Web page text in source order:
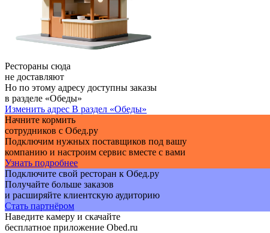
Рестораны сюда
не доставляют
Но по этому адресу доступны заказы
в разделе «Обеды»
Изменить адрес В раздел «Обеды»
Начните кормить
сотрудников с Обед.ру
Подключим нужных поставщиков под вашу
компанию и настроим сервис вместе с вами
Узнать подробнее
Подключите свой ресторан к Обед.ру
Получайте больше заказов
и расширяйте клиентскую аудиторию
Стать партнёром
Наведите камеру и скачайте
бесплатное приложение Obed.ru